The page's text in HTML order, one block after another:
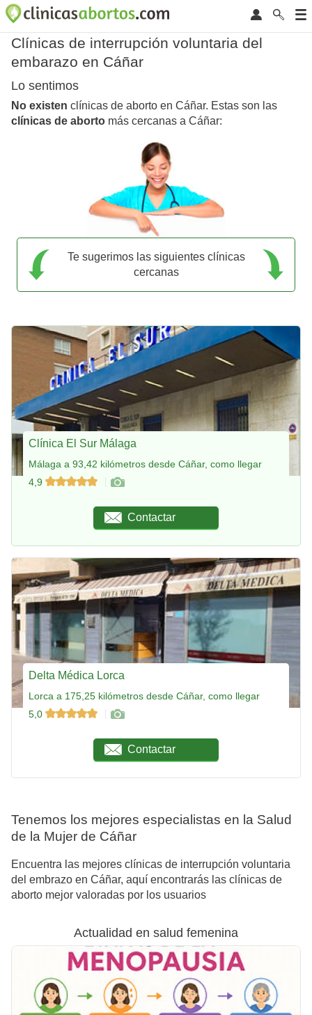
Clínicas de interrupción voluntaria del
embarazo en Cáñar
Lo sentimos
No existen clínicas de aborto en Cáñar. Estas son las
clínicas de aborto más cercanas a Cáñar:
Te sugerimos las siguientes clínicas
cercanas
Clínica El Sur Málaga
Málaga a 93,42 kilómetros desde Cáñar, como llegar
4,9
Contactar
Delta Médica Lorca
Lorca a 175,25 kilómetros desde Cáñar, como llegar
5,0
Contactar
Tenemos los mejores especialistas en la Salud
de la Mujer de Cáñar
Encuentra las mejores clínicas de interrupción voluntaria
del embrazo en Cáñar, aquí encontrarás las clínicas de
aborto mejor valoradas por los usuarios
Actualidad en salud femenina